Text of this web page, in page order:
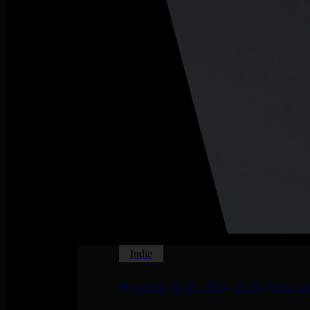
Indie
zaterdag 12 dec. 2026 - 21:30- Kleine